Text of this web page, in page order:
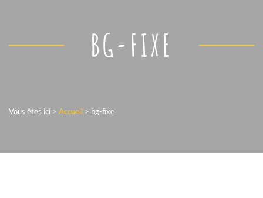
BG-FIXE
Vous êtes ici > Accueil > bg-fixe